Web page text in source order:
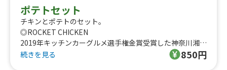
ポテトセット
チキンとポテトのセット。
◎ROCKET CHICKEN
2019年キッチンカーグルメ選手権金賞受賞した神奈川湘南
発「ロケットチキン」の福岡FC店です。
続きを見る
850円